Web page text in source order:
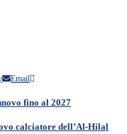
Email
fino al 2027
calciatore dell’Al-Hilal